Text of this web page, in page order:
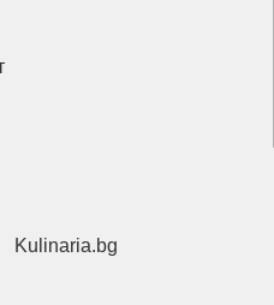
Kulinaria.bg